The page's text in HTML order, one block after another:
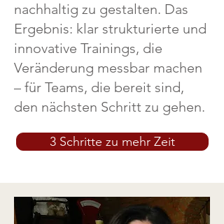
nachhaltig zu gestalten. Das
Ergebnis: klar strukturierte und
innovative Trainings, die
Veränderung messbar machen
– für Teams, die bereit sind,
den nächsten Schritt zu gehen.​
3 Schritte zu mehr Zeit